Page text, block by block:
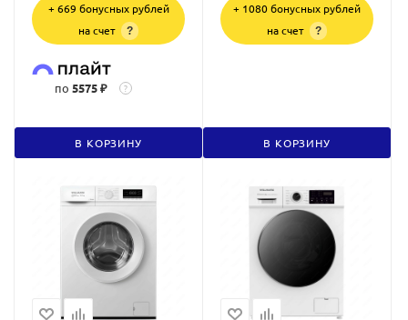
+ 669 бонусных рублей
на счет
?
по 5575 ₽ ?
В КОРЗИНУ
+ 1080 бонусных рублей
на счет
?
В КОРЗИНУ